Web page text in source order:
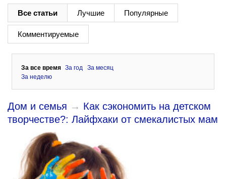
Все статьи Лучшие Популярные
Комментируемые
За все время За год
За месяц
За неделю
Дом и семья → Как сэкономить на детском
творчестве?: Лайфхаки от смекалистых мам